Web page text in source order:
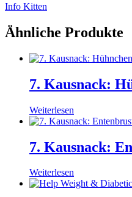
Info Kitten
Ähnliche Produkte
7. Kausnack:
Weiterlesen
7. Kausnack:
Weiterlesen